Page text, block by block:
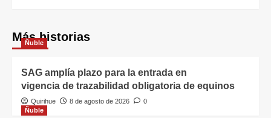
Más historias
Ñuble
SAG amplía plazo para la entrada en
vigencia de trazabilidad obligatoria de equinos
Quirihue 8 de agosto de 2026
0
Ñuble